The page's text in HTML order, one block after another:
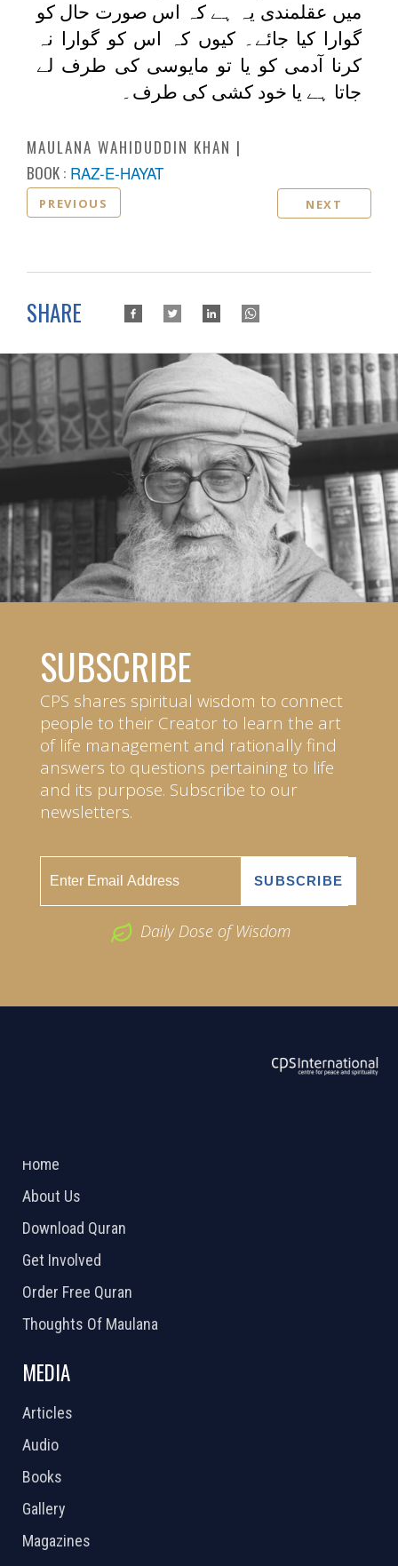
میں عقلمندی یہ ہے کہ اس صورت حال کو
گوارا کیا جائے۔ کیوں کہ اس کو گوارا نہ
کرنا آدمی کو یا تو مایوسی کی طرف لے
جاتا ہے یا خود کشی کی طرف۔
MAULANA WAHIDUDDIN KHAN
BOOK : RAZ-E-HAYAT
PREVIOUS NEXT
SHARE
SUBSCRIBE
CPS shares spiritual wisdom to connect
people to their Creator to learn the art
of life management and rationally find
answers to questions pertaining to life
and its purpose. Subscribe to our
newsletters.
Daily Dose of Wisdom
Home
About Us
Download Quran
Get Involved
Order Free Quran
Thoughts Of Maulana
MEDIA
Articles
Audio
Books
Gallery
Magazines